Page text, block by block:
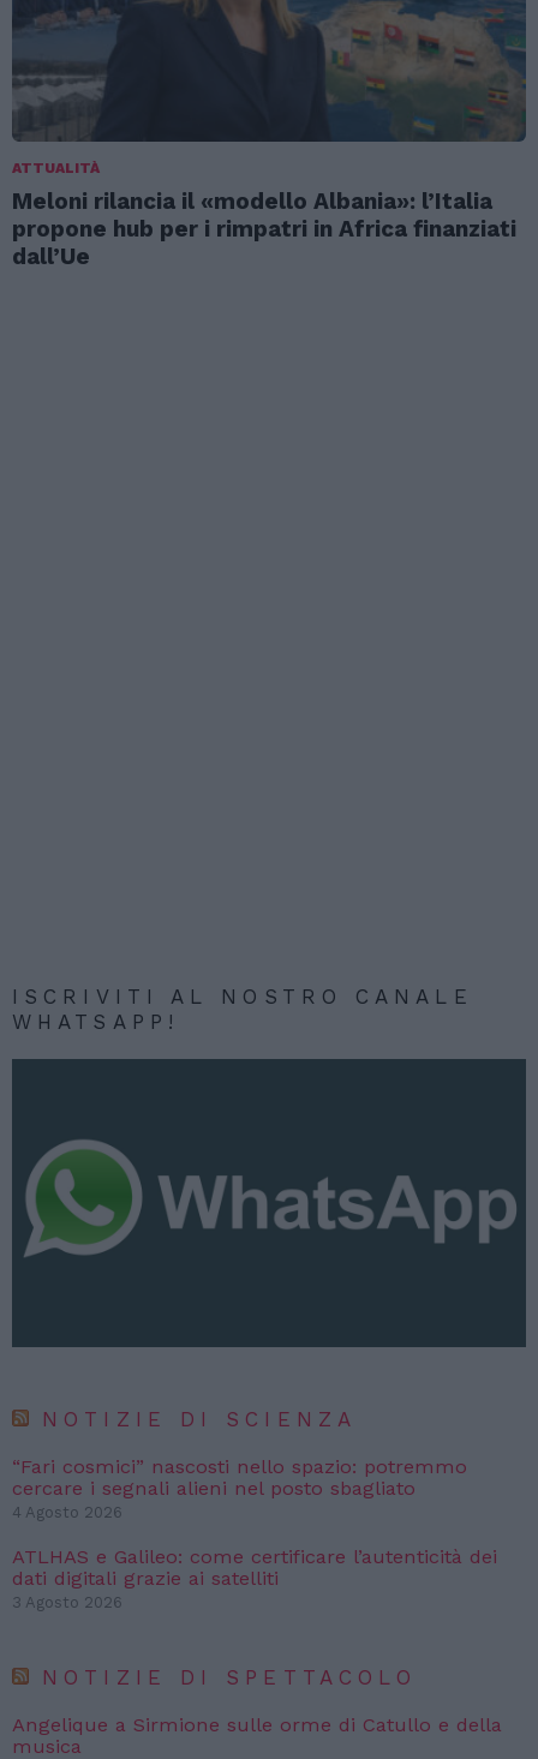
ATTUALITÀ
Meloni rilancia il «modello Albania»: l’Italia
propone hub per i rimpatri in Africa finanziati
dall’Ue
ISCRIVITI AL NOSTRO CANALE
WHATSAPP!
NOTIZIE DI SCIENZA
“Fari cosmici” nascosti nello spazio: potremmo
cercare i segnali alieni nel posto sbagliato
4 Agosto 2026
ATLHAS e Galileo: come certificare l’autenticità dei
dati digitali grazie ai satelliti
3 Agosto 2026
NOTIZIE DI SPETTACOLO
Angelique a Sirmione sulle orme di Catullo e della
musica